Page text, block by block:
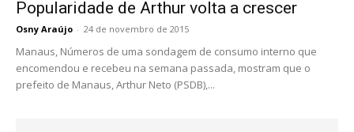
Popularidade de Arthur volta a crescer
Osny Araújo - 24 de novembro de 2015
Manaus, Números de uma sondagem de consumo interno que
encomendou e recebeu na semana passada, mostram que o
prefeito de Manaus, Arthur Neto (PSDB),...